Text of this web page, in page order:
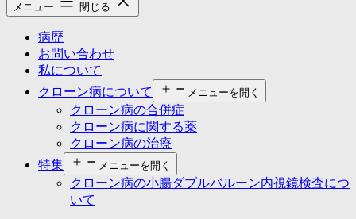
メニュー 閉じる
病歴
お問い合わせ
私について
クローン病について
メニューを開く
クローン病の合併症
クローン病に関する薬
クローン病の治療
特集
メニューを開く
クローン病の小腸ダブルバルーン内視鏡検査につ
いて